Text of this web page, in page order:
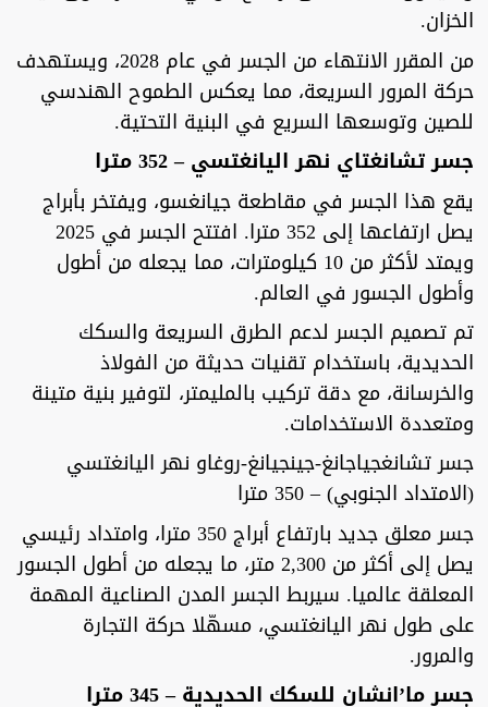
الخزان.
من المقرر الانتهاء من الجسر في عام 2028، ويستهدف
حركة المرور السريعة، مما يعكس الطموح الهندسي
للصين وتوسعها السريع في البنية التحتية.
جسر تشانغتاي نهر اليانغتسي – 352 مترا
يقع هذا الجسر في مقاطعة جيانغسو، ويفتخر بأبراج
يصل ارتفاعها إلى 352 مترا. افتتح الجسر في 2025
ويمتد لأكثر من 10 كيلومترات، مما يجعله من أطول
وأطول الجسور في العالم.
تم تصميم الجسر لدعم الطرق السريعة والسكك
الحديدية، باستخدام تقنيات حديثة من الفولاذ
والخرسانة، مع دقة تركيب بالمليمتر، لتوفير بنية متينة
ومتعددة الاستخدامات.
جسر تشانغجياجانغ-جينجيانغ-روغاو نهر اليانغتسي
(الامتداد الجنوبي) – 350 مترا
جسر معلق جديد بارتفاع أبراج 350 مترا، وامتداد رئيسي
يصل إلى أكثر من 2,300 متر، ما يجعله من أطول الجسور
المعلقة عالميا. سيربط الجسر المدن الصناعية المهمة
على طول نهر اليانغتسي، مسهّلا حركة التجارة
والمرور.
جسر ما’انشان للسكك الحديدية – 345 مترا